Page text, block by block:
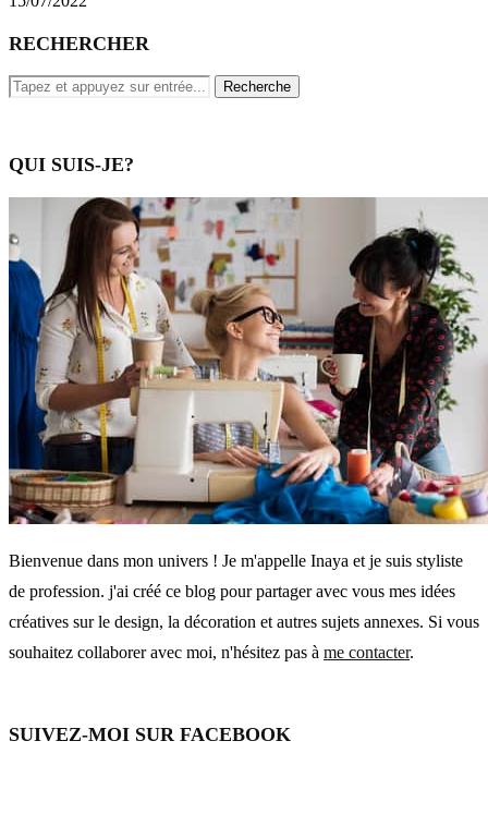
RECHERCHER
QUI SUIS-JE?
Bienvenue dans mon univers ! Je m'appelle Inaya et je suis styliste
de profession. j'ai créé ce blog pour partager avec vous mes idées
créatives sur le design, la décoration et autres sujets annexes. Si vous
souhaitez collaborer avec moi, n'hésitez pas à me contacter.
SUIVEZ-MOI SUR FACEBOOK